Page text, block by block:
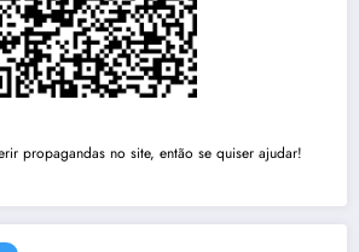
propagandas no site, então se quiser ajudar!